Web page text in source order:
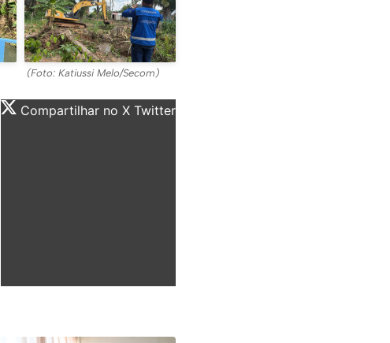
(Foto: Katiussi Melo/Secom)
Compartilhar no X Twitter